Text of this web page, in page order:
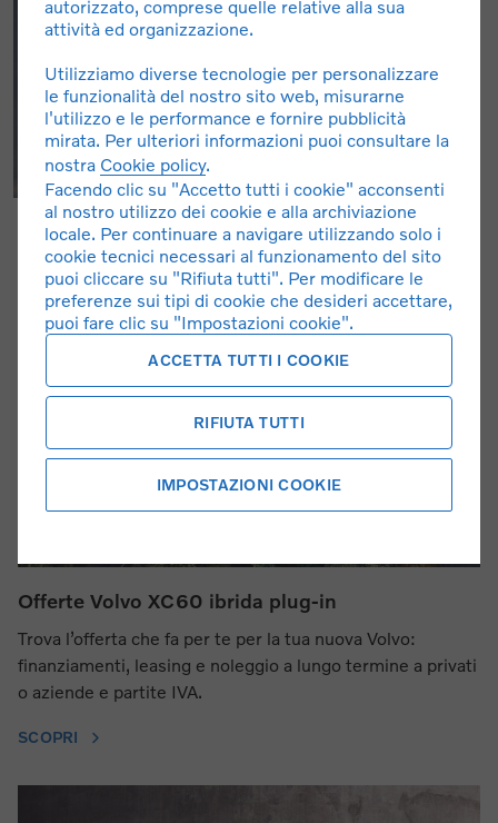
Offerte Volvo XC60 ibrida plug-in
Trova l’offerta che fa per te per la tua nuova Volvo:
finanziamenti, leasing e noleggio a lungo termine a privati
o aziende e partite IVA.
SCOPRI
autorizzato, comprese quelle relative alla sua
attività ed organizzazione.
Utilizziamo diverse tecnologie per personalizzare
le funzionalità del nostro sito web, misurarne
l'utilizzo e le performance e fornire pubblicità
mirata. Per ulteriori informazioni puoi consultare la
nostra Cookie policy.
Facendo clic su "Accetto tutti i cookie" acconsenti
al nostro utilizzo dei cookie e alla archiviazione
locale. Per continuare a navigare utilizzando solo i
cookie tecnici necessari al funzionamento del sito
puoi cliccare su "Rifiuta tutti". Per modificare le
preferenze sui tipi di cookie che desideri accettare,
puoi fare clic su "Impostazioni cookie".
ACCETTA TUTTI I COOKIE
RIFIUTA TUTTI
IMPOSTAZIONI COOKIE